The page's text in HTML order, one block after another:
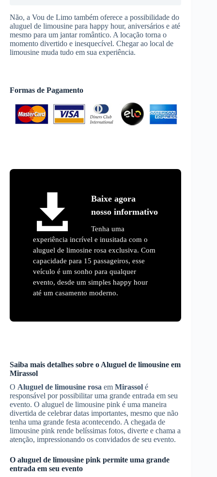
Não, a Vou de Limo também oferece a possibilidade do
aluguel de limousine para happy hour, aniversários e até
mesmo para um jantar romântico. A locação torna o
momento divertido e inesquecível. Chegar ao local de
limousine muda tudo em sua experiência.
Formas de Pagamento
Baixe agora
nosso informativo
Tenha uma
experiência incrível e inusitada com o
aluguel de limosine rosa exclusiva. Com
capacidade para 15 passageiros, esse
veículo é um sonho para qualquer
evento, desde um simples happy hour
até um casamento moderno.
Saiba mais detalhes sobre o Aluguel de limousine em
Mirassol
O Aluguel de limousine rosa em Mirassol é
responsável por possibilitar uma grande entrada em seu
evento. O aluguel de limousine pink é uma maneira
divertida de celebrar datas importantes, mesmo que não
tenha uma grande festa acontecendo. A chegada de
limousine pink rende belíssimas fotos, diverte e chama a
atenção, impressionando os convidados de seu evento.
O aluguel de limousine pink permite uma grande
entrada em seu evento